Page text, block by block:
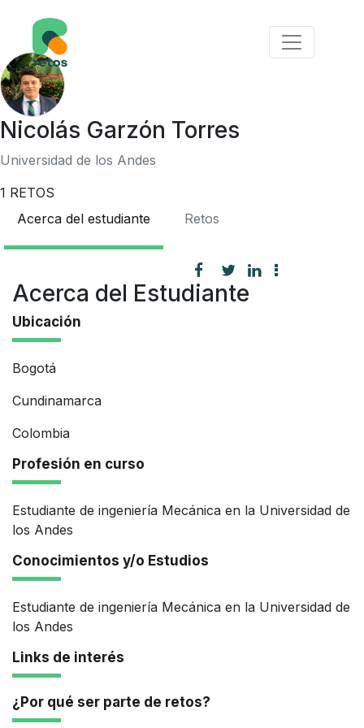
Nicolás Garzón Torres
Universidad de los Andes
1 RETOS
Acerca del estudiante
Retos
Acerca del Estudiante
Ubicación
Bogotá
Cundinamarca
Colombia
Profesión en curso
Estudiante de ingeniería Mecánica en la Universidad de
los Andes
Conocimientos y/o Estudios
Estudiante de ingeniería Mecánica en la Universidad de
los Andes
Links de interés
¿Por qué ser parte de retos?